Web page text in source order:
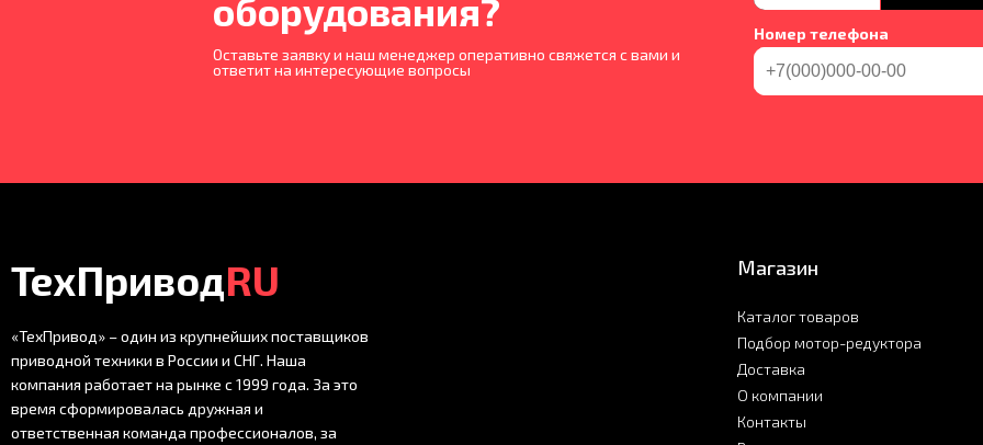
оборудования?
Оставьте заявку и наш менеджер оперативно свяжется с вами и
ответит на интересующие вопросы
Номер телефона
ТехПриводRU
«ТехПривод» – один из крупнейших поставщиков
приводной техники в России и СНГ. Наша
компания работает на рынке с 1999 года. За это
время сформировалась дружная и
ответственная команда профессионалов, за
Магазин
Каталог товаров
Подбор мотор-редуктора
Доставка
О компании
Контакты